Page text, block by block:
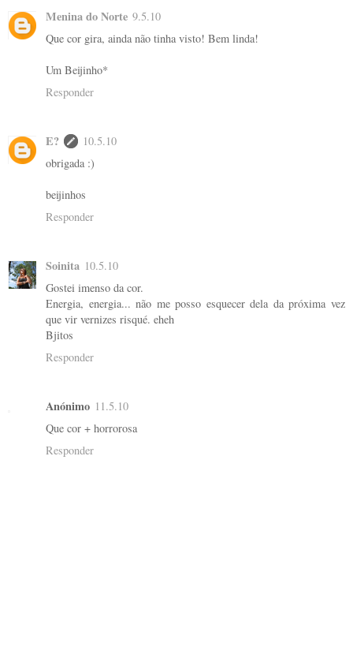
Menina do Norte 9.5.10
Que cor gira, ainda não tinha visto! Bem linda!
Um Beijinho*
Responder
E?
10.5.10
obrigada :)
beijinhos
Responder
Soinita 10.5.10
Gostei imenso da cor.
Energia, energia... não me posso esquecer dela da próxima vez
que vir vernizes risqué. eheh
Bjitos
Responder
Anónimo 11.5.10
Que cor + horrorosa
Responder